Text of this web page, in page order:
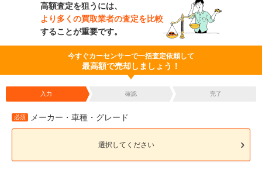
高額査定を狙うには、
より多くの買取業者の査定を比較
することが重要です。
今すぐカーセンサーで一括査定依頼して
最高額で売却しましょう！
入力 確認 完了
必須 メーカー・車種・グレード
選択してください